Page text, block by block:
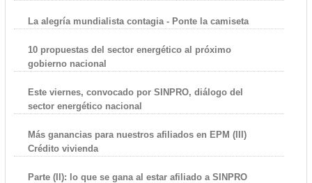
La alegría mundialista contagia - Ponte la camiseta
10 propuestas del sector energético al próximo
gobierno nacional
Este viernes, convocado por SINPRO, diálogo del
sector energético nacional
Más ganancias para nuestros afiliados en EPM (III)
Crédito vivienda
Parte (II): lo que se gana al estar afiliado a SINPRO